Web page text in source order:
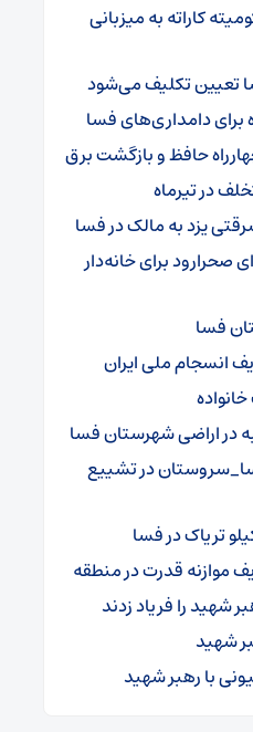
کاراته به میزبانی
تعیین تکلیف می‌شود
حافظ و بازگشت برق
یزد به مالک در فسا
برای خانه‌دار
انسجام ملی ایران
در اراضی شهرستان فسا
در تشییع
موازنه قدرت در منطقه
شهید را فریاد زدند
شهید
با رهبر شهید